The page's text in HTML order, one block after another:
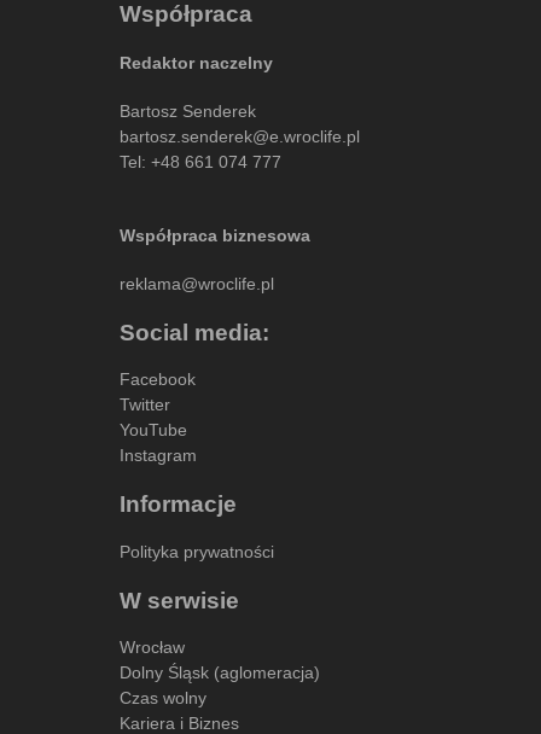
Współpraca
Redaktor naczelny
Bartosz Senderek
bartosz.senderek@e.wroclife.pl
Tel: +48 661 074 777
Współpraca biznesowa
reklama@wroclife.pl
Social media:
Facebook
Twitter
YouTube
Instagram
Informacje
Polityka prywatności
W serwisie
Wrocław
Dolny Śląsk (aglomeracja)
Czas wolny
Kariera i Biznes